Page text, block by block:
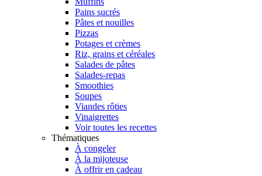
Pains sucrés
Pâtes et nouilles
Pizzas
Potages et crèmes
Riz, grains et céréales
Salades de pâtes
Salades-repas
Smoothies
Soupes
Viandes rôties
Vinaigrettes
Voir toutes les recettes
Thématiques
À congeler
À la mijoteuse
À offrir en cadeau